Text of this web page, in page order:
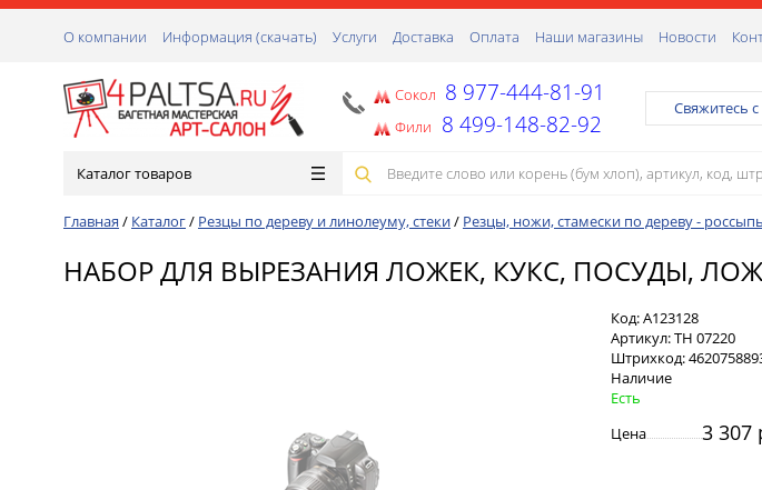
О компании Информация (скачать) Услуги Доставка Оплата Наши магазины Новости
Сокол 8 977-444-81-91
Фили 8 499-148-82-92
Свяжитесь
Каталог товаров
Главная / Каталог/ Резцы по дереву и линолеуму, стеки/ Резцы, ножи, стамески по дереву - россыпь
НАБОР ДЛЯ ВЫРЕЗАНИЯ ЛОЖЕК, КУКС, ПОСУДЫ,
Код:А123128
Артикул:ТН 07220
Штрихкод:
Наличие
Есть
Цена
3 307